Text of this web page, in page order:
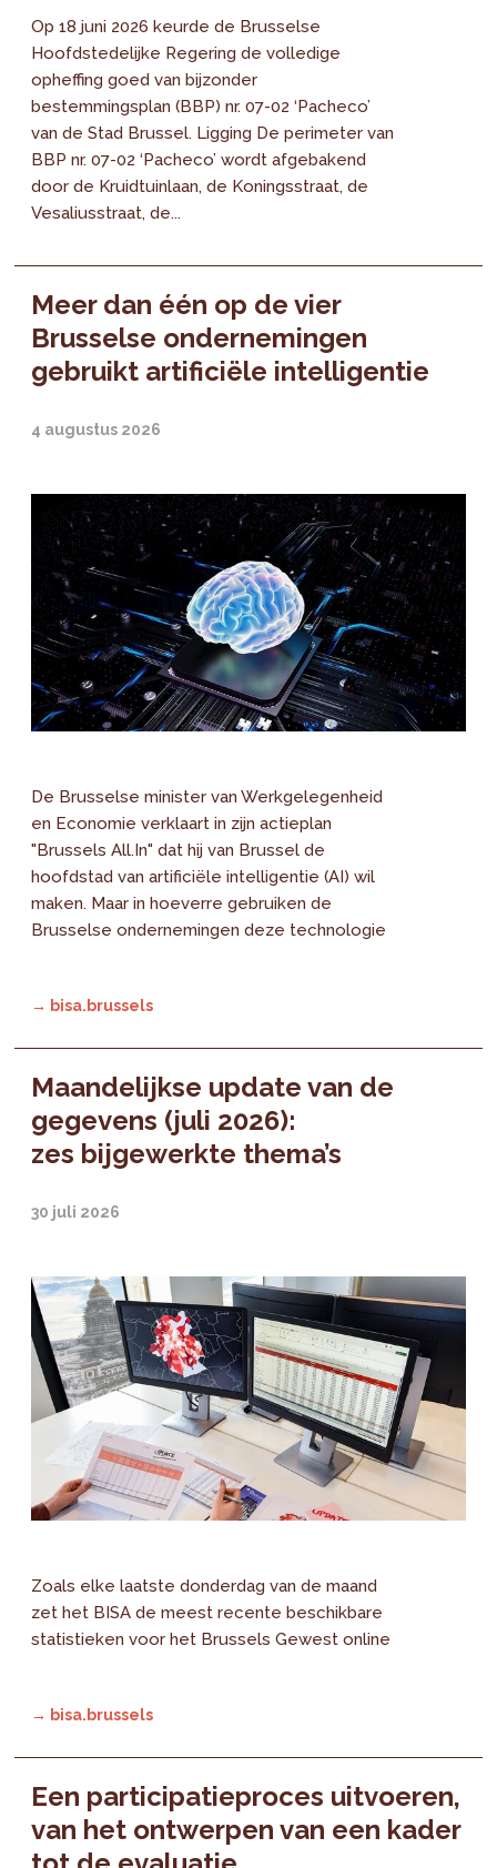
Op 18 juni 2026 keurde de Brusselse
Hoofdstedelijke Regering de volledige
opheffing goed van bijzonder
bestemmingsplan (BBP) nr. 07-02 ‘Pacheco’
van de Stad Brussel. Ligging De perimeter van
BBP nr. 07-02 ‘Pacheco’ wordt afgebakend
door de Kruidtuinlaan, de Koningsstraat, de
Vesaliusstraat, de...
Meer dan één op de vier
Brusselse ondernemingen
gebruikt artificiële intelligentie
4 augustus 2026
De Brusselse minister van Werkgelegenheid
en Economie verklaart in zijn actieplan
"Brussels All.In" dat hij van Brussel de
hoofdstad van artificiële intelligentie (AI) wil
maken. Maar in hoeverre gebruiken de
Brusselse ondernemingen deze technologie
→ bisa.brussels
Maandelijkse update van de
gegevens (juli 2026):
zes bijgewerkte thema’s
30 juli 2026
Zoals elke laatste donderdag van de maand
zet het BISA de meest recente beschikbare
statistieken voor het Brussels Gewest online
→ bisa.brussels
Een participatieproces uitvoeren,
van het ontwerpen van een kader